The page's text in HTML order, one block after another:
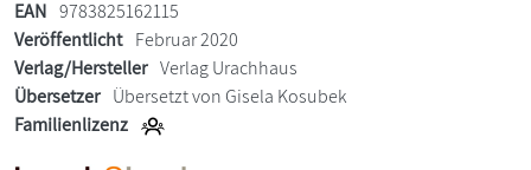
EAN 9783825162115
Veröffentlicht Februar 2020
Verlag/Hersteller Verlag Urachhaus
Übersetzer Übersetzt von Gisela Kosubek
Familienlizenz